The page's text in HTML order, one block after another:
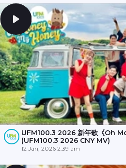
UFM100.3 2026 新年歌《Oh
(UFM100.3 2026 CNY MV)
12 Jan, 2026 2:39 am